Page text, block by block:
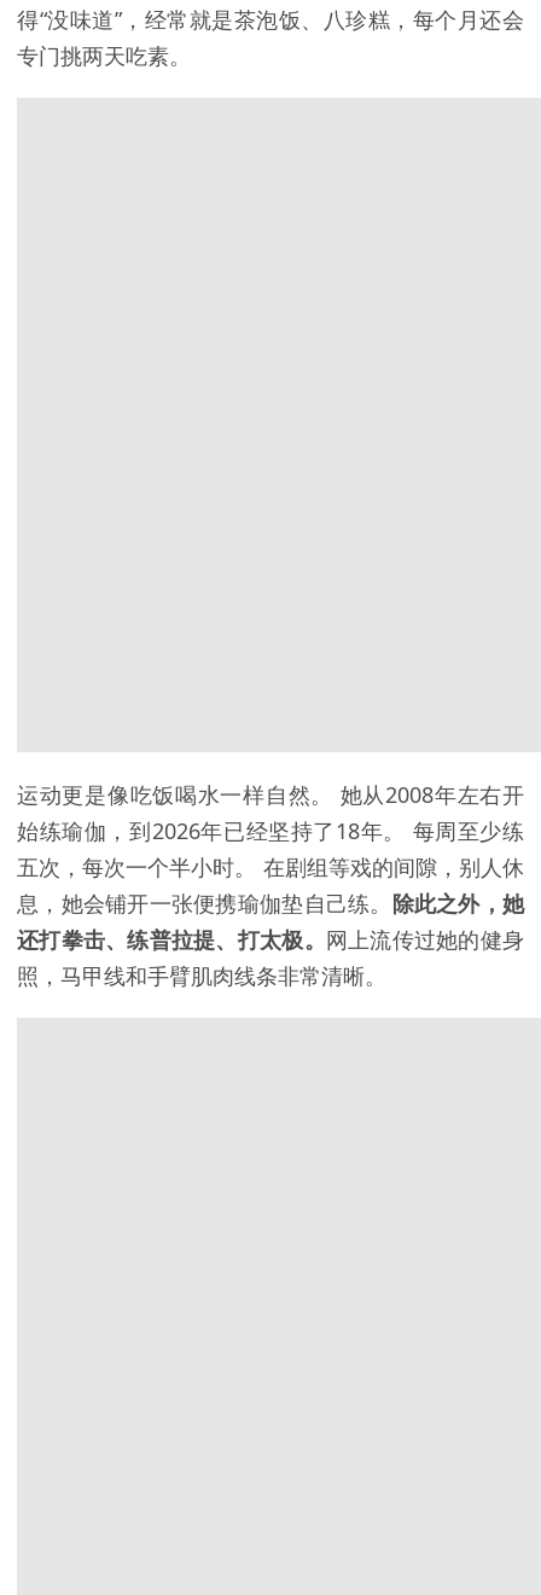
得“没味道”，经常就是茶泡饭、八珍糕，每个月还会
专门挑两天吃素。
运动更是像吃饭喝水一样自然。 她从2008年左右开
始练瑜伽，到2026年已经坚持了18年。 每周至少练
五次，每次一个半小时。 在剧组等戏的间隙，别人休
息，她会铺开一张便携瑜伽垫自己练。 除此之外，她
还打拳击、练普拉提、打太极。 网上流传过她的健身
照，马甲线和手臂肌肉线条非常清晰。